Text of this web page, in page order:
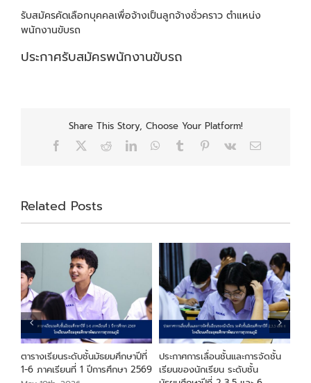
รับสมัครคัดเลือกบุคคลเพื่อจ้างเป็นลูกจ้างชั่วคราว ตำแหน่ง
พนักงานขับรถ
ประกาศรับสมัครพนักงานขับรถ
Share This Story, Choose Your Platform!
Facebook RedditLinkedInWhatsApp
Tumblr Pinterest
Vk Email
Related Posts
ตารางเรียนระดับชั้นมัธยมศึกษาปีที่
1-6 ภาคเรียนที่ 1 ปีการศึกษา 2569
ประกาศการเลื่อนชั้นและการจัดชั้น
เรียนของนักเรียน ระดับชั้น